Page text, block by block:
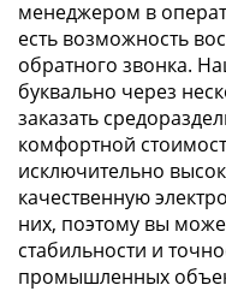
менеджером в
есть возможность
обратного звонка.
буквально через
заказать
комфортной
исключительно
качественную
них, поэтому вы
стабильности и
промышленных